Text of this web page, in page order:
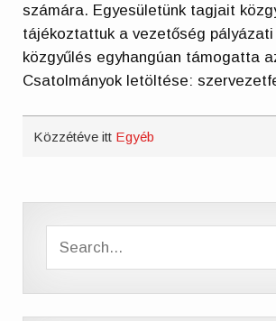
számára. Egyesületünk tagjait
tájékoztattuk a vezetőség
közgyűlés egyhangúan támogatta
Csatolmányok letöltése:
Közzétéve itt Egyéb